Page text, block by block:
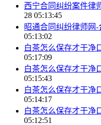
西宁合同纠纷案件律
28 05:13:45
昭通合同纠纷律师网
05:13:02
白茶怎么保存才干净
05:17:09
白茶怎么保存才干净
05:15:43
白茶怎么保存才干净
05:14:17
白茶怎么保存才干净
05:12:51